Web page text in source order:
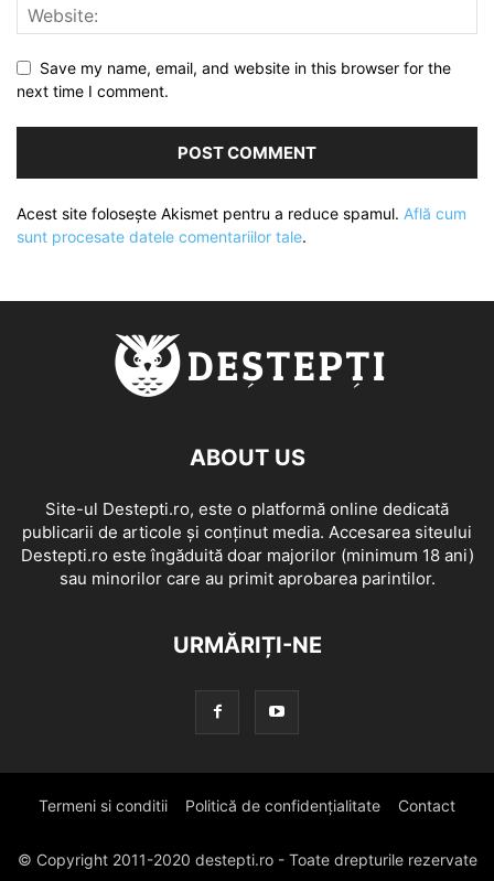
Save my name, email, and website in this browser for the
next time I comment.
Acest site folosește Akismet pentru a reduce spamul. Află cum
sunt procesate datele comentariilor tale.
ABOUT US
Site-ul Destepti.ro, este o platformă online dedicată
publicarii de articole și conținut media. Accesarea siteului
Destepti.ro este îngăduită doar majorilor (minimum 18 ani)
sau minorilor care au primit aprobarea parintilor.
URMĂRIȚI-NE
Termeni si conditii Politică de confidențialitate Contact
© Copyright 2011-2020 destepti.ro - Toate drepturile rezervate